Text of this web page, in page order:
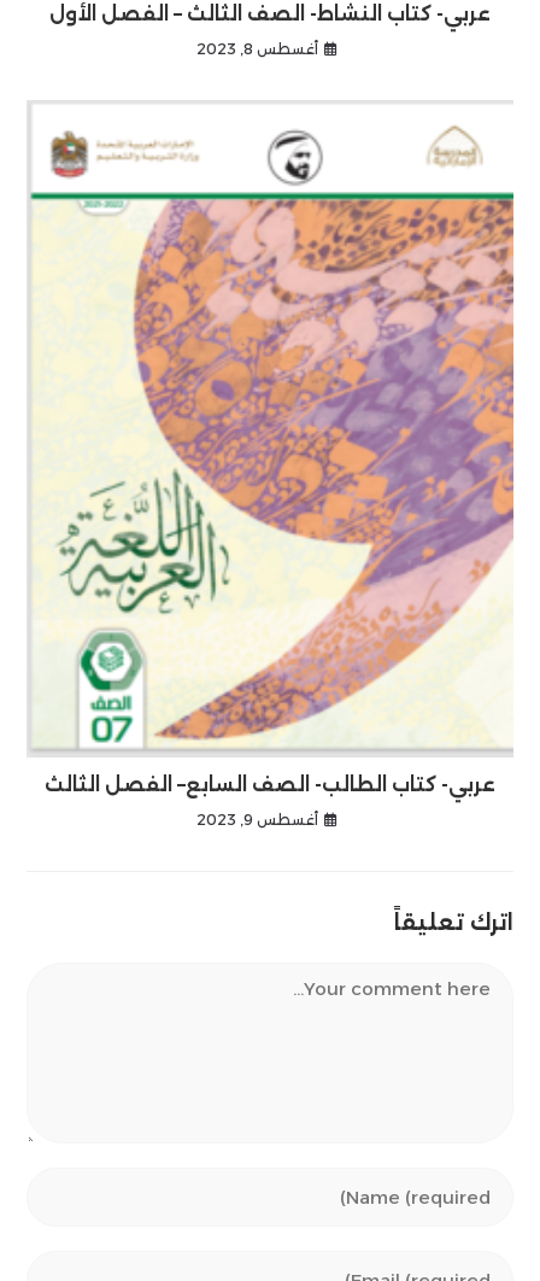
عربي- كتاب النشاط- الصف الثالث – الفصل الأول
أغسطس 8, 2023
عربي- كتاب الطالب- الصف السابع– الفصل الثالث
أغسطس 9, 2023
اترك تعليقاً
your